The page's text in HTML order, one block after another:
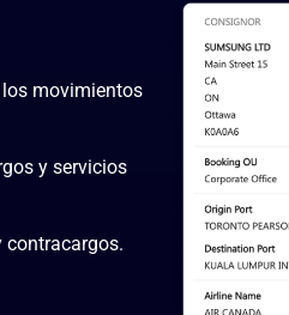
movimientos
y servicios
contracargos.